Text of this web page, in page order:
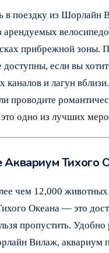
в поездку из
арендуемых
прибрежной зоны.
доступны, если вы
и лагун
проводите
одно из лучших
Аквариум Тихого
чем 12,000 животных
Океана — это
пропустить.
Вилаж, аквариум